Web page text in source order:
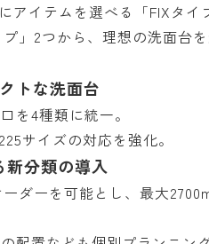
アイテムを選べる「FIXタ
」2つから、理想の洗面台を
トな洗面台
を4種類に統一。
サイズの対応を強化。
新分類の導入
ダーを可能とし、最大